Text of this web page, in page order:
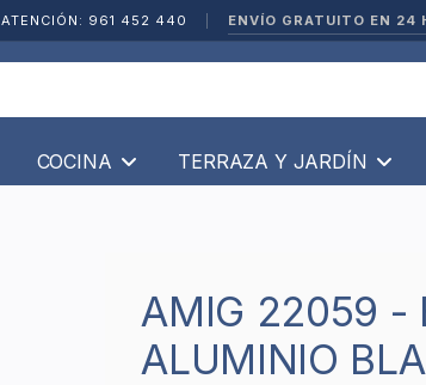
ATENCIÓN: 961 452 440 ENVÍO GRATUITO EN 24
COCINA TERRAZA Y JARDÍN
AMIG 22059 - BISAGRA 40/20
ALUMINIO